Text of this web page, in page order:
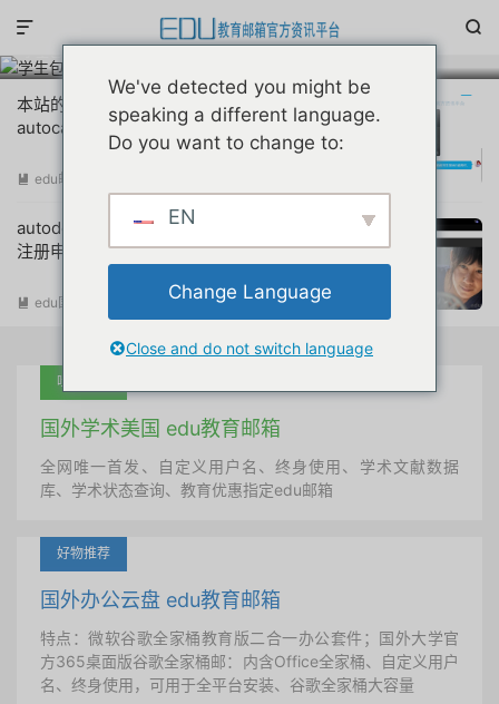


学生包专题
本站的网友买家通过美国邮箱搞定了
autocad教育版的下载申请
 edu邮箱资讯
autodesk系列cad教育版edu教育邮箱免费
注册申请教程
 edu国内优惠 16602)
吐血推荐
国外学术美国 edu教育邮箱
全网唯一首发、自定义用户名、终身使用、学术文献数据
库、学术状态查询、教育优惠指定edu邮箱
好物推荐
国外办公云盘 edu教育邮箱
特点：微软谷歌全家桶教育版二合一办公套件；国外大学官
方365桌面版谷歌全家桶邮：内含Office全家桶、自定义用户
名、终身使用，可用于全平台安装、谷歌全家桶大容量
We've detected you might be
speaking a different language.
Do you want to change to:
EN
Change Language
Close and do not switch language